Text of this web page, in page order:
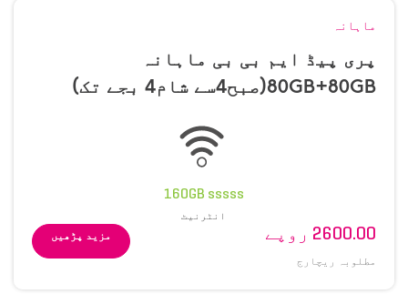
ماہانہ
پری پیڈ ایم بی بی ماہانہ
80GB+80GB(صبح4سے شام4 بجے تک)
160GB sssss
انٹرنیٹ
2600.00 روپے
مطلوبہ ریچارج
مزید پڑھیں